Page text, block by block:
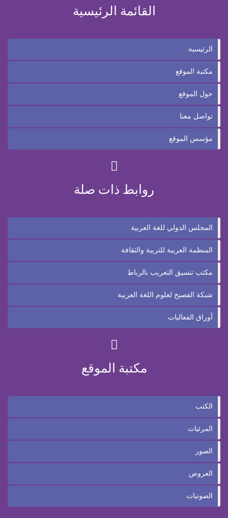
القائمة الرئيسية
الرئيسية
مكتبة الموقع
حول الموقع
تواصل معنا
مؤسس الموقع
روابط ذات صلة
المجلس الدولي للغة العربية
المنظمة العربية للتربية والثقافة
مكتب تنسيق التعريب بالرباط
شبكة الفصيح لعلوم اللغة العربية
أوراق الفعاليات
مكتبة الموقع
الكتب
المرئيات
الصور
العروض
الصوتيات